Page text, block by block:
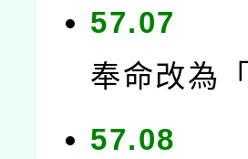
57.07
奉命改為
57.08